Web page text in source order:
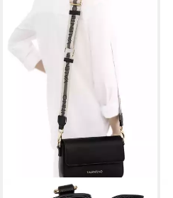
VALENTINO BAGS